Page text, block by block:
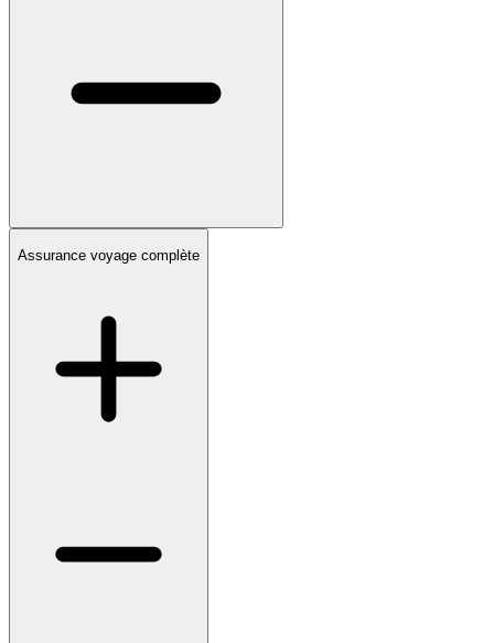
Assurance voyage complète